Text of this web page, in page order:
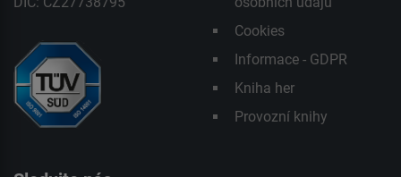
Cookies
Informace - GDPR
Kniha her
Provozní knihy